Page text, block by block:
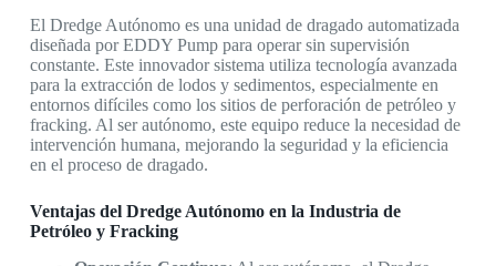
El Dredge Autónomo es una unidad de dragado automatizada
diseñada por EDDY Pump para operar sin supervisión
constante. Este innovador sistema utiliza tecnología avanzada
para la extracción de lodos y sedimentos, especialmente en
entornos difíciles como los sitios de perforación de petróleo y
fracking. Al ser autónomo, este equipo reduce la necesidad de
intervención humana, mejorando la seguridad y la eficiencia
en el proceso de dragado.
Ventajas del Dredge Autónomo en la Industria de
Petróleo y Fracking